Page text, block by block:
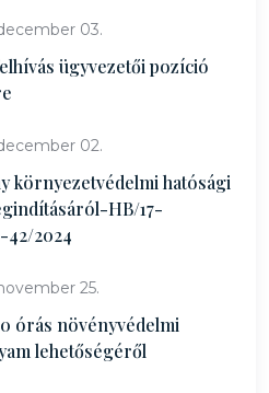
03.
ügyvezetői pozíció
02.
környezetvédelmi hatósági
HB/17-
42/2024
25.
órás növényvédelmi
lehetőségéről